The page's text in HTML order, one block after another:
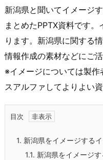
新潟県と聞いてイメージ
まとめたPPTX資料です
ります。新潟県に関する
情報作成の素材などにご活
※イメージについては製
スアルファしてよりよい
目次
1. 新潟県をイメージする
1.1. 新潟県をイメージ